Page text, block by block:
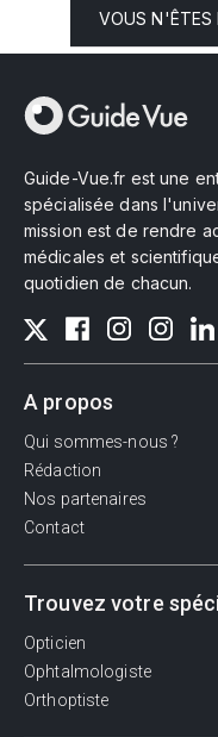
VOUS N'ÊTES
Guide-Vue.fr est une
spécialisée dans
mission est de rendre
médicales et
quotidien de chacun.
A propos
Qui sommes-nous ?
Rédaction
Nos partenaires
Contact
Trouvez votre
Opticien
Ophtalmologiste
Orthoptiste